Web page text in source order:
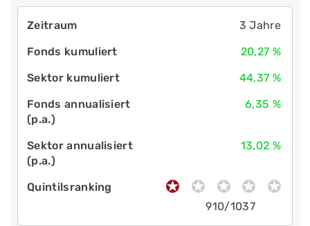
3 Jahre
20,27 %
44,37 %
6,35 %
13,02 %
910/1037